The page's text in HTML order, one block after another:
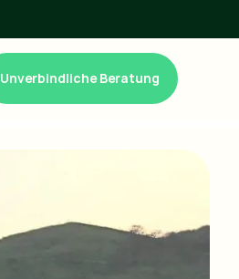
Unverbindliche Beratung